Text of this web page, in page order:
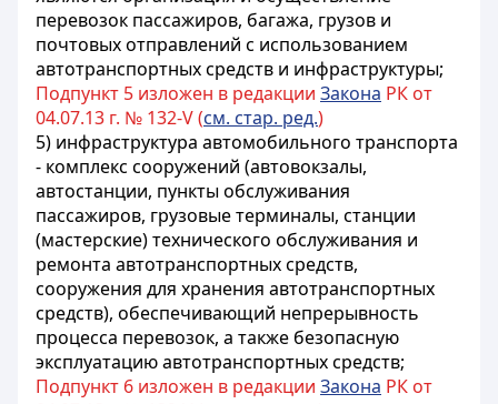
перевозок пассажиров, багажа, грузов и
почтовых отправлений с использованием
автотранспортных средств и инфраструктуры;
Подпункт 5 изложен в редакции Закона РК от
04.07.13 г. № 132-V (см. стар. ред.)
5) инфраструктура автомобильного транспорта
- комплекс сооружений (автовокзалы,
автостанции, пункты обслуживания
пассажиров, грузовые терминалы, станции
(мастерские) технического обслуживания и
ремонта автотранспортных средств,
сооружения для хранения автотранспортных
средств), обеспечивающий непрерывность
процесса перевозок, а также безопасную
эксплуатацию автотранспортных средств;
Подпункт 6 изложен в редакции Закона РК от